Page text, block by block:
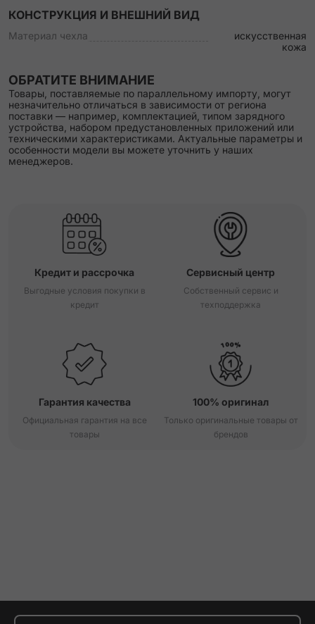
КОНСТРУКЦИЯ И ВНЕШНИЙ ВИД
Материал чехла
искусственная
кожа
ОБРАТИТЕ ВНИМАНИЕ
Товары, поставляемые по параллельному импорту, могут
незначительно отличаться в зависимости от региона
поставки — например, комплектацией, типом зарядного
устройства, набором предустановленных приложений или
техническими характеристиками. Актуальные параметры и
особенности модели вы можете уточнить у наших
менеджеров.
Кредит и рассрочка
Выгодные условия покупки в
кредит
Сервисный центр
Собственный сервис и
техподдержка
Гарантия качества
Официальная гарантия на все
товары
100% оригинал
Только оригинальные товары от
брендов